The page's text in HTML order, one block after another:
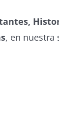
, en nuestra